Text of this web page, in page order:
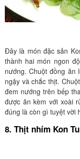
Đây là món đặc sản
thành hai món ngon
nướng. Chuột đồng ăn
ngậy và chắc thịt.
đem nướng trên bếp
được ăn kèm với xoài
đúng là còn gì tuyệt vời
8. Thịt nhím Kon